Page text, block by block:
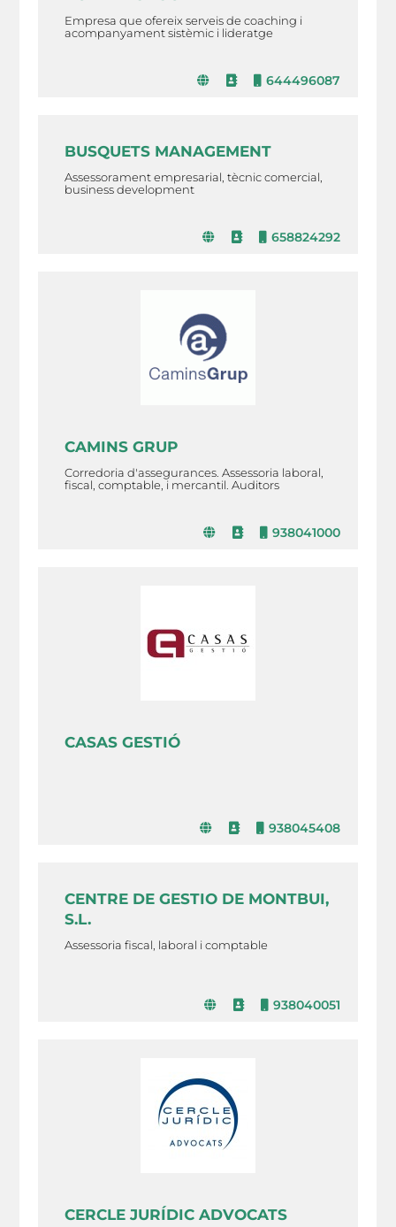
Empresa que ofereix serveis de coaching i
acompanyament sistèmic i lideratge
644496087
BUSQUETS MANAGEMENT
Assessorament empresarial, tècnic comercial,
business development
658824292
CAMINS GRUP
Corredoria d'assegurances. Assessoria laboral,
fiscal, comptable, i mercantil. Auditors
938041000
CASAS GESTIÓ
938045408
CENTRE DE GESTIO DE MONTBUI,
S.L.
Assessoria fiscal, laboral i comptable
938040051
CERCLE JURÍDIC ADVOCATS